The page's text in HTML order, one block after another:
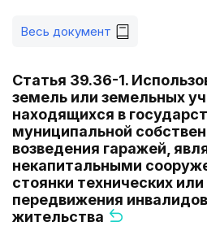
Весь документ
Статья 39.36-1.
земель или земельных
находящихся в
муниципальной
возведения гаражей,
некапитальными
стоянки технических
передвижения
жительства